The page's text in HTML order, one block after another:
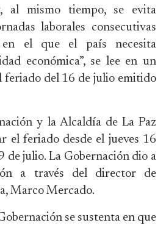
al mismo tiempo, se evita
laborales consecutivas
el que el país necesita
económica”, se lee en un
feriado del 16 de julio emitido
y la Alcaldía de La Paz
el feriado desde el jueves 16
de julio. La Gobernación dio a
a través del director de
Marco Mercado.
se sustenta en que